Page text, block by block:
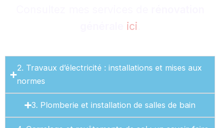
ici
2. Travaux d’électricité : installations et mises aux
normes
3. Plomberie et installation de salles de bain